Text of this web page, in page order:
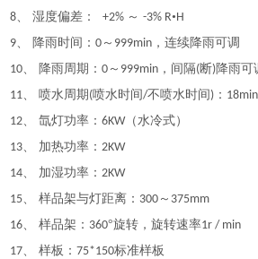
8、 湿度偏差：+2% ～-3% R•H
9、 降雨时间：0 ～ 999min ，连续降雨可调
10、 降雨周期：0 ～ 999min ，间隔(断)降雨可
11、 喷水周期 (喷水时间/不喷水时间) ：
12、 氙灯功率：6KW（水冷式）
13、 加热功率：2KW
14、 加湿功率：2KW
15、 样品架与灯距离： 300 ～ 375mm
16、 样品架： 360°旋转，旋转速率1r / min
17、 样板：75*150标准样板